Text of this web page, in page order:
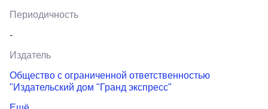
Периодичность
-
Издатель
Общество с ограниченной ответственностью
"Издательский дом "Гранд экспресс"